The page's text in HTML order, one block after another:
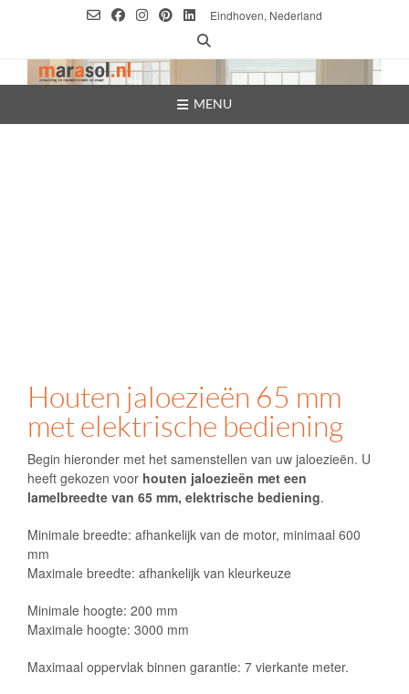
Eindhoven, Nederland
MENU
Houten jaloezieën 65 mm
met elektrische bediening
Begin hieronder met het samenstellen van uw jaloezieën. U
heeft gekozen voor houten jaloezieën met een
lamelbreedte van 65 mm, elektrische bediening.
Minimale breedte: afhankelijk van de motor, minimaal 600
mm
Maximale breedte: afhankelijk van kleurkeuze
Minimale hoogte: 200 mm
Maximale hoogte: 3000 mm
Maximaal oppervlak binnen garantie: 7 vierkante meter.